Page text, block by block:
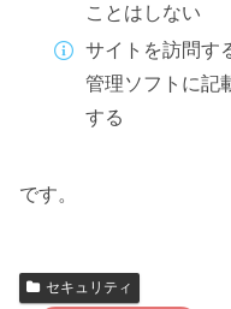
ことはしない
サイトを訪問す
管理ソフトに記
する
です。
セキュリティ